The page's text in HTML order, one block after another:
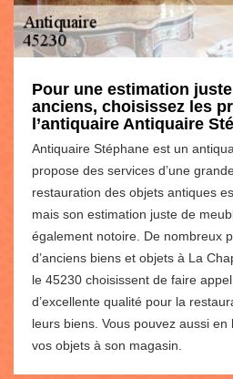
Pour une estimation
anciens, choisissez les
l’antiquaire Antiquaire
Antiquaire Stéphane est un
propose des services d’une
restauration des objets antiques
mais son estimation juste de
également notoire. De nombreux
d’anciens biens et objets à La
le 45230 choisissent de faire
d’excellente qualité pour la
leurs biens. Vous pouvez aussi
vos objets à son magasin.